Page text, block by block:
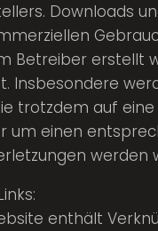
Downloads
Betreiber erstellt
Insbesondere
trotzdem auf
um einen
enthält